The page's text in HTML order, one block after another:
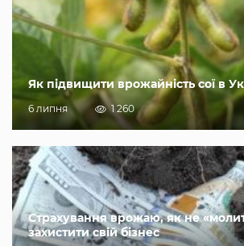
Як підвищити врожайність сої в
6 липня 1 260
Страхування врожаю, як не
захистити свій бізнес